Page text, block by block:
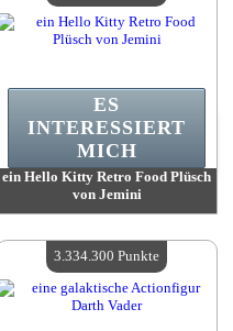
ein Hello Kitty Retro Food Plüsch
von Jemini
Verfügbare Menge:4
ES
INTERESSIERT
MICH
3.334.300 Punkte